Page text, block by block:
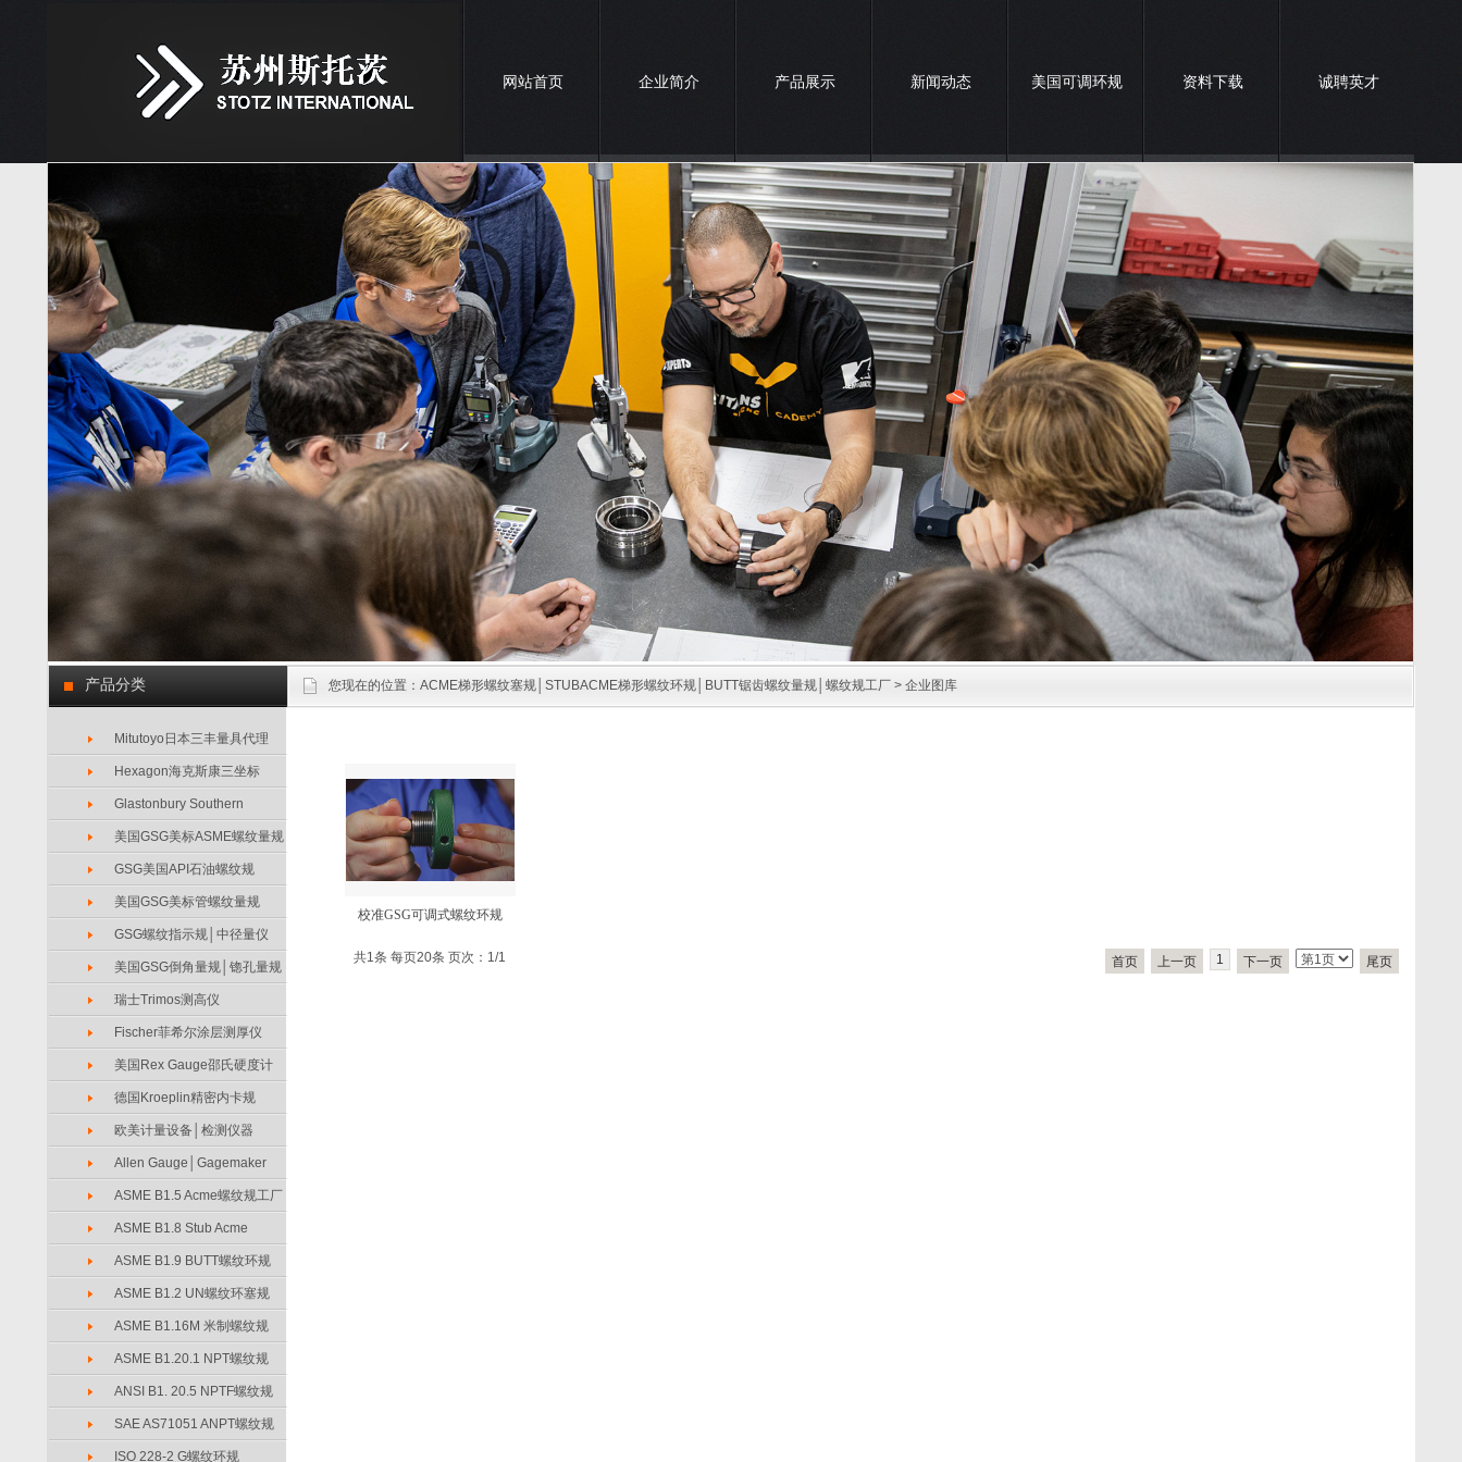
网站首页 企业简介 产品展示 新闻动态 美国可调环规 资料下载 诚聘英才
联系我们
您现在的位置： ACME梯形螺纹塞规│STUBACME梯形螺纹环规│BUTT锯齿螺纹量规│螺纹规工厂 > 企业图库
产品分类
Mitutoyo日本三丰量具代理
Hexagon海克斯康三坐标
Glastonbury Southern
美国GSG美标ASME螺纹量规
GSG美国API石油螺纹规
美国GSG美标管螺纹量规
GSG螺纹指示规│中径量仪
美国GSG倒角量规│锪孔量规
瑞士Trimos测高仪
Fischer菲希尔涂层测厚仪
美国Rex Gauge邵氏硬度计
德国Kroeplin精密内卡规
欧美计量设备│检测仪器
Allen Gauge│Gagemaker
ASME B1.5 Acme螺纹规工厂
ASME B1.8 Stub Acme
ASME B1.9 BUTT螺纹环规
ASME B1.2 UN螺纹环塞规
ASME B1.16M 米制螺纹规
ASME B1.20.1 NPT螺纹规
ANSI B1. 20.5 NPTF螺纹规
SAE AS71051 ANPT螺纹规
ISO 228-2 G螺纹环规
校准GSG可调式螺纹环规
共1条 每页20条 页次：1/1 首页 上一页 1 下一页 尾页